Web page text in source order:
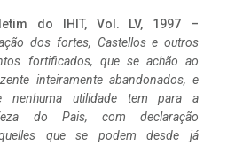
do IHIT, Vol. LV, 1997 –
dos fortes, Castellos e outros
fortificados, que se achão ao
inteiramente abandonados, e
nenhuma utilidade tem para a
do Pais, com declaração
que se podem desde já